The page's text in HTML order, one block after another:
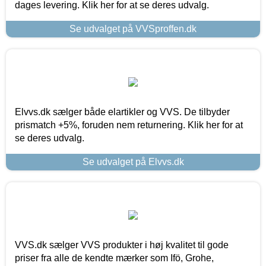
dages levering. Klik her for at se deres udvalg.
Se udvalget på VVSproffen.dk
Elvvs.dk sælger både elartikler og VVS. De tilbyder
prismatch +5%, foruden nem returnering. Klik her for at
se deres udvalg.
Se udvalget på Elvvs.dk
VVS.dk sælger VVS produkter i høj kvalitet til gode
priser fra alle de kendte mærker som Ifö, Grohe,